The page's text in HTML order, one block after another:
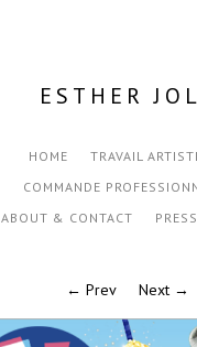
ESTHER
HOME
TRAVAIL
COMMANDE
ABOUT & CONTACT
← Prev Next →